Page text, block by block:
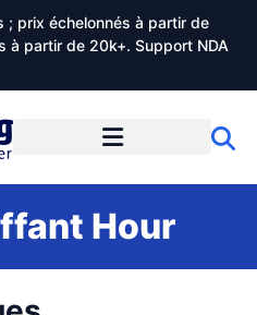
; prix échelonnés à partir de
à partir de 20k+. Support NDA
Hour